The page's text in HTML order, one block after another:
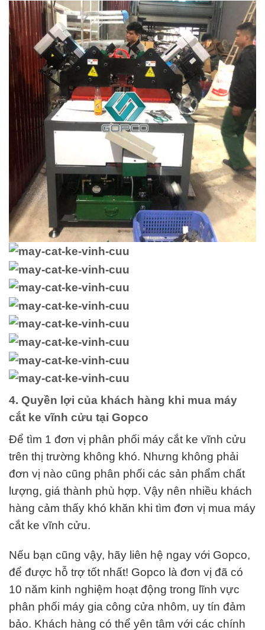
4. Quyền lợi của khách hàng khi mua máy
cắt ke vĩnh cửu tại Gopco
Để tìm 1 đơn vị phân phối máy cắt ke vĩnh cửu
trên thị trường không khó. Nhưng không phải
đơn vị nào cũng phân phối các sản phẩm chất
lượng, giá thành phù hợp. Vậy nên nhiều khách
hàng cảm thấy khó khăn khi tìm đơn vị mua máy
cắt ke vĩnh cửu.
Nếu bạn cũng vậy, hãy liên hệ ngay với Gopco,
để được hỗ trợ tốt nhất! Gopco là đơn vị đã có
10 năm kinh nghiệm hoạt động trong lĩnh vực
phân phối máy gia công cửa nhôm, uy tín đảm
bảo. Khách hàng có thể yên tâm với các chính